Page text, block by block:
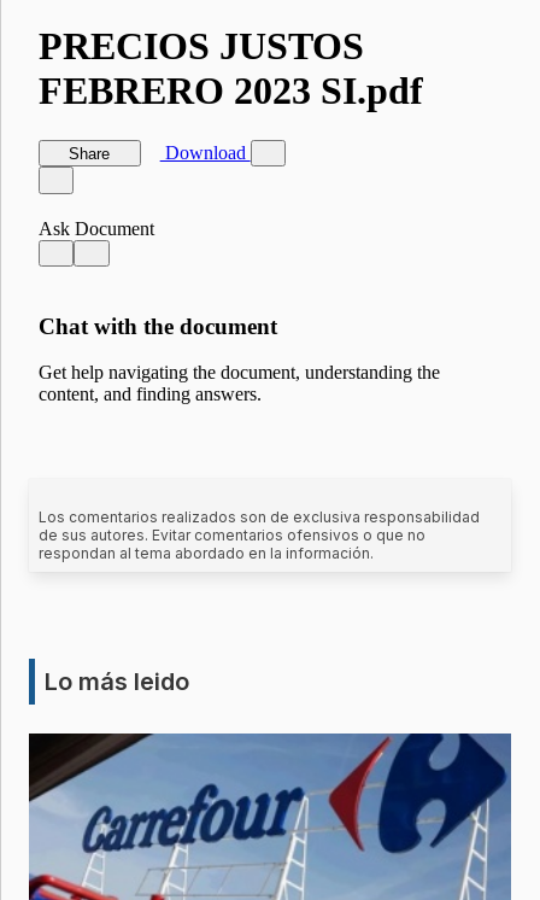
Los comentarios realizados son de exclusiva responsabilidad
de sus autores. Evitar comentarios ofensivos o que no
respondan al tema abordado en la información.
Lo más leido